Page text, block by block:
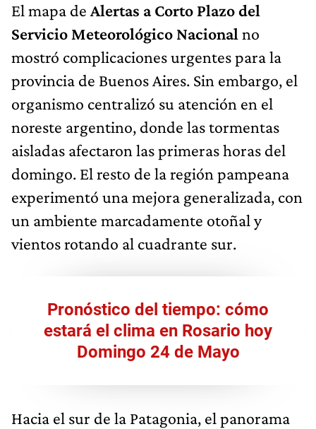
El mapa de Alertas a Corto Plazo del
Servicio Meteorológico Nacional no
mostró complicaciones urgentes para la
provincia de Buenos Aires. Sin embargo, el
organismo centralizó su atención en el
noreste argentino, donde las tormentas
aisladas afectaron las primeras horas del
domingo. El resto de la región pampeana
experimentó una mejora generalizada, con
un ambiente marcadamente otoñal y
vientos rotando al cuadrante sur.
Pronóstico del tiempo: cómo
estará el clima en Rosario hoy
Domingo 24 de Mayo
Hacia el sur de la Patagonia, el panorama